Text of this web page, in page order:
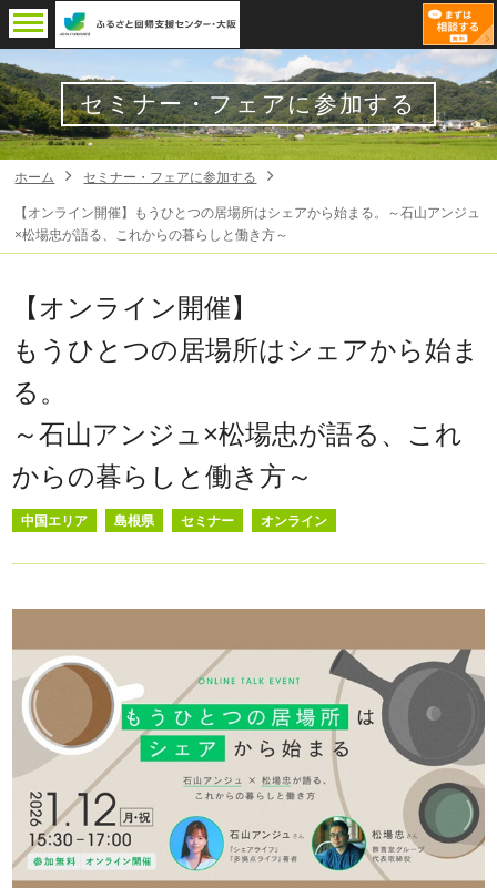
セミナー・フェアに参加する
ホーム セミナー・フェアに参加する
【オンライン開催】もうひとつの居場所はシェアから始まる。～石山アンジュ
×松場忠が語る、これからの暮らしと働き方～
【オンライン開催】
もうひとつの居場所はシェアから始ま
る。
～石山アンジュ×松場忠が語る、これ
からの暮らしと働き方～
中国エリア 島根県 セミナー オンライン